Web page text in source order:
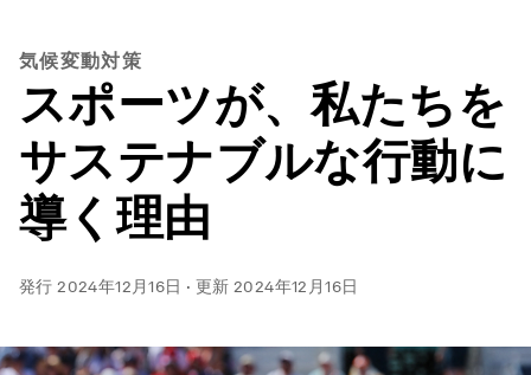
気候変動対策
スポーツが、私たちを
サステナブルな行動に
導く理由
発行2024年12月16日 · 更新2024年12月16日